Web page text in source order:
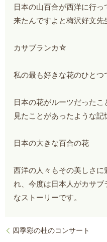
日本の山百合が西洋に行
来たんですよと梅沢好文先
カサブランカ☆
私の最も好きな花のひとつ
日本の花がルーツだった
見たことがあったような記
日本の大きな百合の花
西洋の人々もその美しさに
れ、今度は日本人がカサ
なストーリーです。
四季彩の杜のコンサート